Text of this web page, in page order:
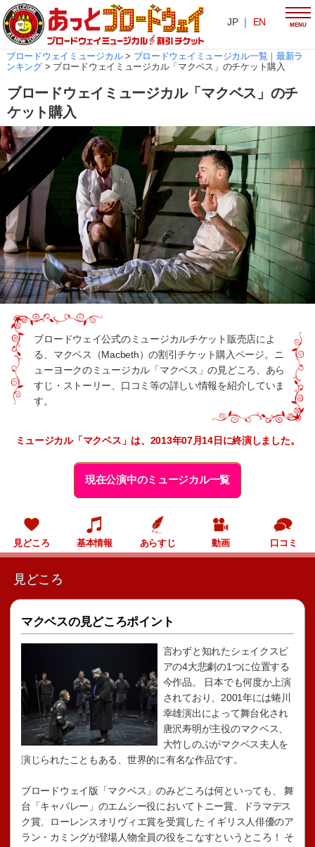
JP ｜ EN MENU
ブロードウェイミュージカル> ブロードウェイミュージカル一覧｜最新ラ
ンキング> ブロードウェイミュージカル「マクベス」のチケット購入
ブロードウェイミュージカル「マクベス」のチ
ケット購入
ブロードウェイ公式のミュージカルチケット販売店によ
る、マクベス（Macbeth）の割引チケット購入ページ。ニ
ューヨークのミュージカル「マクベス」の見どころ、あら
すじ・ストーリー、口コミ等の詳しい情報を紹介していま
す。
ミュージカル「マクベス」は、2013年07月14日に終演しました。
現在公演中のミュージカル一覧
見どころ 基本情報 あらすじ 動画 口コミ
見どころ
マクベスの見どころポイント
言わずと知れたシェイクスピ
アの4大悲劇の1つに位置する
今作品。 日本でも何度か上演
されており、2001年には蜷川
幸雄演出によって舞台化され
唐沢寿明が主役のマクベス、
大竹しのぶがマクベス夫人を
演じられたこともある、世界的に有名な作品です。
ブロードウェイ版「マクベス」のみどころは何といっても、 舞
台「キャバレー」のエムシー役においてトニー賞、ドラマデス
ク賞、ローレンスオリヴィエ賞を受賞した イギリス人俳優のア
ラン・カミングが登場人物全員の役をこなすというところ！ そ